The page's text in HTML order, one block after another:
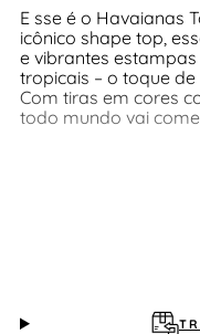
E sse é o Havaianas
icônico shape top,
e vibrantes
tropicais – o toque
Com tiras em cores
todo mundo vai